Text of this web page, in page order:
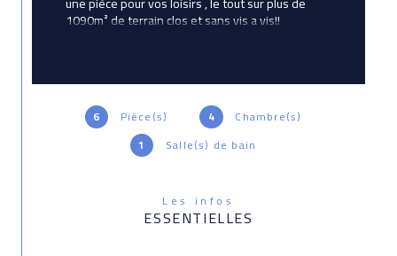
6 Pièce(s) 4
Chambre(s)
1
Salle(s) de bain
Les infos
ESSENTIELLES
1090m² de terrain clos et sans vis a vis!!
239890€ Prix de vente hors honoraires
valeur du bien hors honoraires, Honoraires
charge acquéreur.Contactez votre conseiller
Avictoria Immobilier : Corinne Betton ,Agent